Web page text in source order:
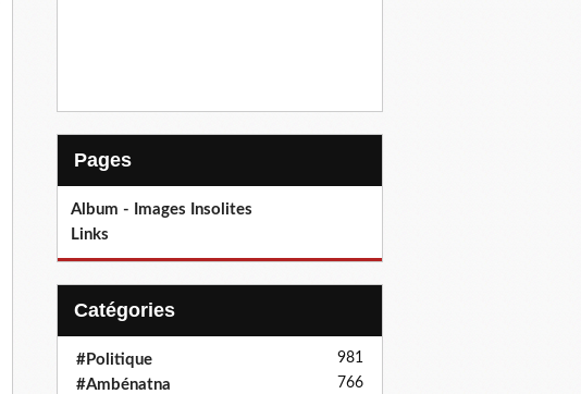
Pages
Album - Images Insolites
Links
Catégories
#Politique 981
#Ambénatna 766